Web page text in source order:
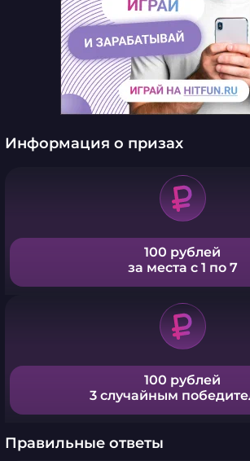
Информация о призах
100 рублей
за места с 1 по 7
100 рублей
3 случайным
Правильные ответы